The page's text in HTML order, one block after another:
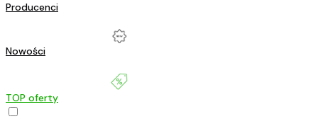
Producenci
Nowości
TOP oferty